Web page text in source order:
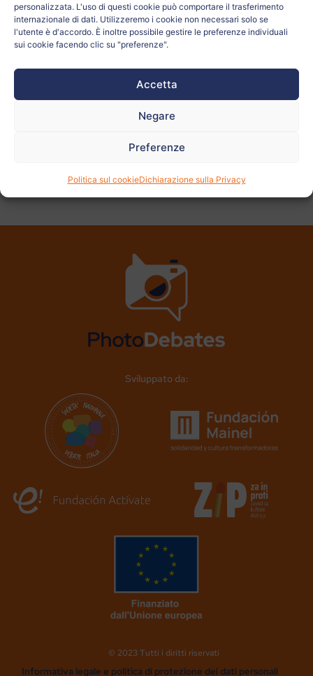
personalizzata. L'uso di questi cookie può comportare il trasferimento
internazionale di dati. Utilizzeremo i cookie non necessari solo se
l'utente è d'accordo. È inoltre possibile gestire le preferenze individuali
sui cookie facendo clic su "preferenze".
Accetta
Negare
Preferenze
Politica sul cookieDichiarazione sulla Privacy
L'insegnante: Silvia Quarta
Sviluppato da:
© 2023 Tutti i diritti riservati
Informativa legale e politica di protezione dei dati personali